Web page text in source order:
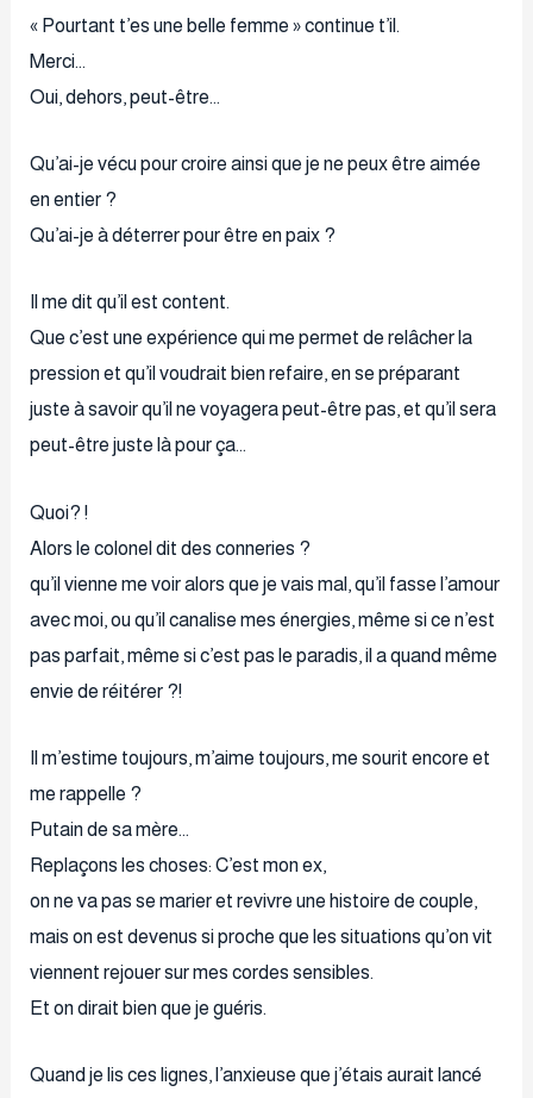
« Pourtant t’es une belle femme » continue t’il.
Merci…
Oui, dehors, peut-être…
Qu’ai-je vécu pour croire ainsi que je ne peux être aimée
en entier ?
Qu’ai-je à déterrer pour être en paix ?
Il me dit qu’il est content.
Que c’est une expérience qui me permet de relâcher la
pression et qu’il voudrait bien refaire, en se préparant
juste à savoir qu’il ne voyagera peut-être pas, et qu’il sera
peut-être juste là pour ça…
Quoi? !
Alors le colonel dit des conneries ?
qu’il vienne me voir alors que je vais mal, qu’il fasse l’amour
avec moi, ou qu’il canalise mes énergies, même si ce n’est
pas parfait, même si c’est pas le paradis, il a quand même
envie de réitérer ?!
Il m’estime toujours, m’aime toujours, me sourit encore et
me rappelle ?
Putain de sa mère…
Replaçons les choses: C’est mon ex,
on ne va pas se marier et revivre une histoire de couple,
mais on est devenus si proche que les situations qu’on vit
viennent rejouer sur mes cordes sensibles.
Et on dirait bien que je guéris.
Quand je lis ces lignes, l’anxieuse que j’étais aurait lancé